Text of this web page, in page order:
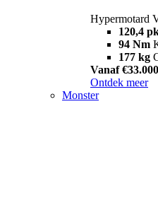
Hypermotard
120,4
94 Nm
177 kg
Vanaf €33.000
Ontdek meer
Monster